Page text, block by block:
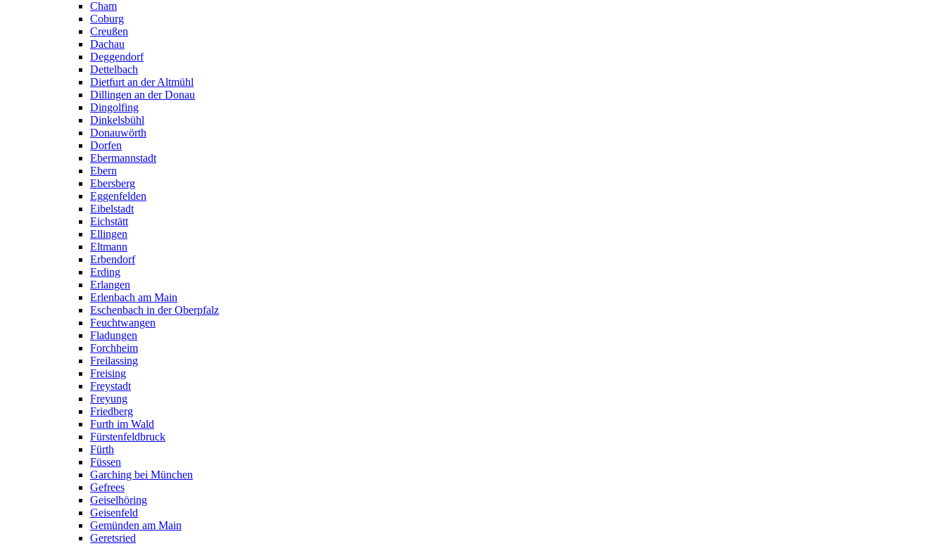
Cham
Coburg
Creußen
Dachau
Deggendorf
Dettelbach
Dietfurt an der Altmühl
Dillingen an der Donau
Dingolfing
Dinkelsbühl
Donauwörth
Dorfen
Ebermannstadt
Ebern
Ebersberg
Eggenfelden
Eibelstadt
Eichstätt
Ellingen
Eltmann
Erbendorf
Erding
Erlangen
Erlenbach am Main
Eschenbach in der Oberpfalz
Feuchtwangen
Fladungen
Forchheim
Freilassing
Freising
Freystadt
Freyung
Friedberg
Furth im Wald
Fürstenfeldbruck
Fürth
Füssen
Garching bei München
Gefrees
Geiselhöring
Geisenfeld
Gemünden am Main
Geretsried